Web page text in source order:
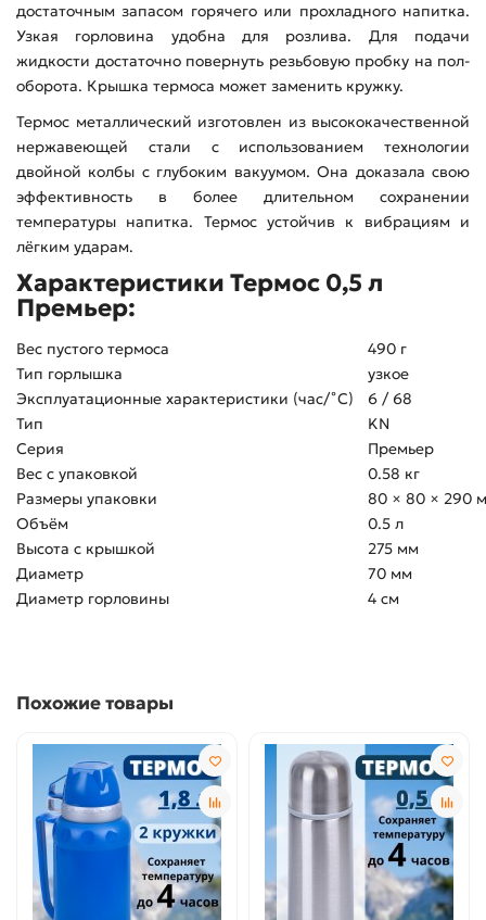
достаточным запасом горячего или прохладного напитка.
Узкая горловина удобна для розлива. Для подачи
жидкости достаточно повернуть резьбовую пробку на пол-
оборота. Крышка термоса может заменить кружку.
Термос металлический изготовлен из высококачественной
нержавеющей стали с использованием технологии
двойной колбы с глубоким вакуумом. Она доказала свою
эффективность в более длительном сохранении
температуры напитка. Термос устойчив к вибрациям и
лёгким ударам.
Характеристики Термос 0,5 л
Премьер:
Вес пустого термоса
490 г
Тип горлышка
узкое
Эксплуатационные характеристики (час/˚С)
6 / 68
Тип
KN
Серия
Премьер
Вес с упаковкой
0.58 кг
Размеры упаковки
80 × 80 × 290
Объём
0.5 л
Высота с крышкой
275 мм
Диаметр
70 мм
Диаметр горловины
4 см
Похожие товары